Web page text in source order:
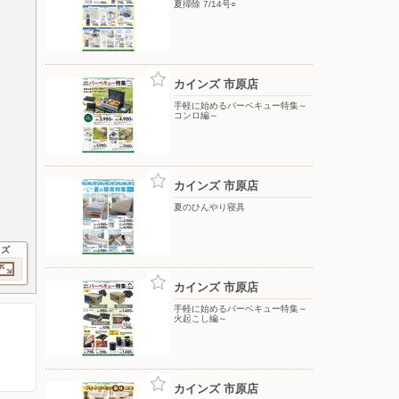
夏掃除 7/14号○
カインズ 市原店
手軽に始めるバーベキュー特集～
コンロ編～
カインズ 市原店
夏のひんやり寝具
カインズ 市原店
手軽に始めるバーベキュー特集～
火起こし編～
カインズ 市原店